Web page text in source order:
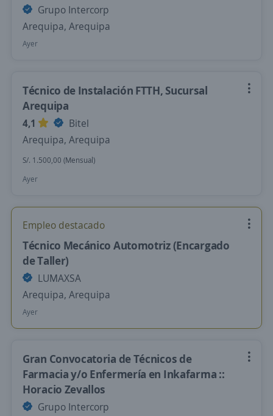
Grupo Intercorp
Arequipa, Arequipa
Ayer
Técnico de Instalación FTTH, Sucursal
Arequipa
4,1
Bitel
Arequipa, Arequipa
S/. 1.500,00 (Mensual)
Ayer
Empleo destacado
Técnico Mecánico Automotriz (Encargado
de Taller)
LUMAXSA
Arequipa, Arequipa
Ayer
Gran Convocatoria de Técnicos de
Farmacia y/o Enfermería en Inkafarma ::
Horacio Zevallos
Grupo Intercorp